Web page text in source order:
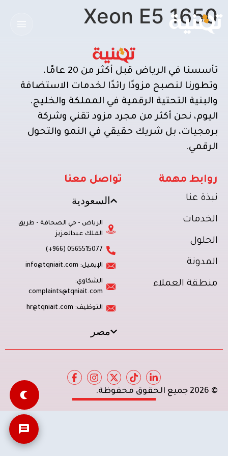
Xeon E5 1650
تأسسنا في الرياض قبل أكثر من 20 عامًا،
وتطورنا لنصبح مزودًا رائدًا لخدمات الاستضافة
والبنية التحتية الرقمية في المملكة والخليج.
اليوم، نحن أكثر من مجرد مزود تقني وشركة
برمجيات، بل شريك حقيقي في النمو والتحول
الرقمي.
روابط مهمة
نبذة عنا
الخدمات
الحلول
المدونة
منطقة العملاء
تواصل معنا
السعودية
الرياض - حي الصحافة - طريق
الملك عبدالعزيز
0565515077 (966+)
الإيميل: info@tqniait.com
الشكاوي:
complaints@tqniait.com
التوظيف: hr@tqniait.com
مصر
© 2026 جميع الحقوق محفوظة.